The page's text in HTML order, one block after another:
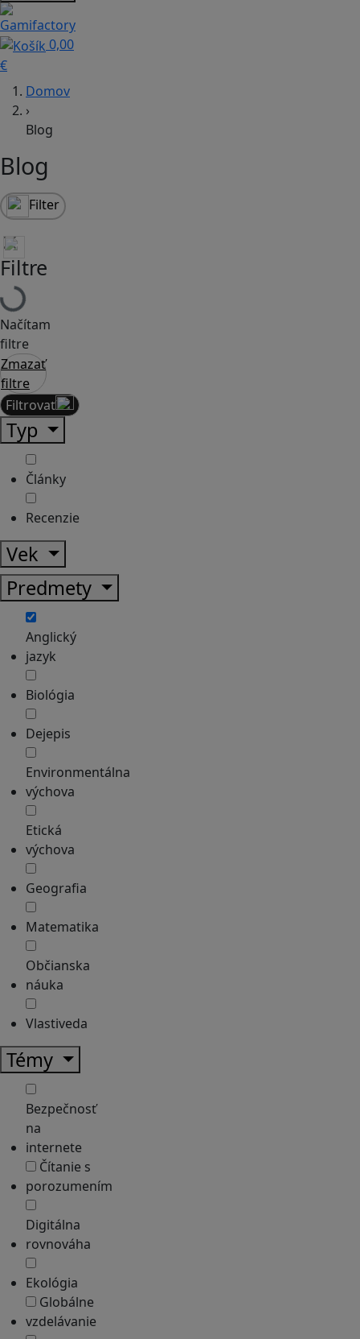
0,00
€
Domov
›
Blog
Blog
Filter
Filtre
Načítam
filtre
Zmazať
filtre
Filtrovať
Typ
Články
Recenzie
Vek
Predmety
Anglický
jazyk
Biológia
Dejepis
Environmentálna
výchova
Etická
výchova
Geografia
Matematika
Občianska
náuka
Vlastiveda
Témy
Bezpečnosť
na
internete
Čítanie s
porozumením
Digitálna
rovnováha
Ekológia
Globálne
vzdelávanie